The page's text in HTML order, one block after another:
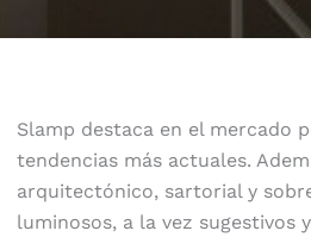
Slamp destaca en el mercado
tendencias más actuales.
arquitectónico, sartorial y
luminosos, a la vez sugestivos